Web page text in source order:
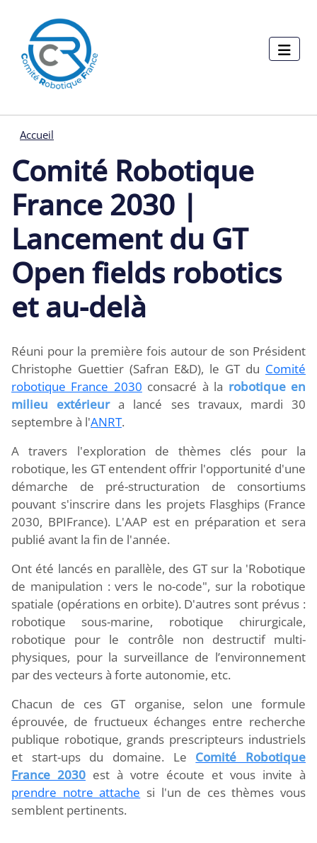
Menu pages
Accueil
Comité Robotique
France 2030 |
Lancement du GT
Open fields robotics
et au-delà
Réuni pour la première fois autour de son Président
Christophe Guettier (Safran E&D), le GT du Comité
robotique France 2030 consacré à la robotique en
milieu extérieur a lancé ses travaux, mardi 30
septembre à l'ANRT.
A travers l'exploration de thèmes clés pour la
robotique, les GT entendent offrir l'opportunité d'une
démarche de pré-structuration de consortiums
pouvant s'inscrire dans les projets Flasghips (France
2030, BPIFrance). L'AAP est en préparation et sera
publié avant la fin de l'année.
Ont été lancés en parallèle, des GT sur la 'Robotique
de manipulation : vers le no-code", sur la robotique
spatiale (opérations en orbite). D'autres sont prévus :
robotique sous-marine, robotique chirurgicale,
robotique pour le contrôle non destructif multi-
physiques, pour la surveillance de l’environnement
par des vecteurs à forte autonomie, etc.
Chacun de ces GT organise, selon une formule
éprouvée, de fructueux échanges entre recherche
publique robotique, grands prescripteurs industriels
et start-ups du domaine. Le Comité Robotique
France 2030 est à votre écoute et vous invite à
prendre notre attache si l'un de ces thèmes vous
semblent pertinents.